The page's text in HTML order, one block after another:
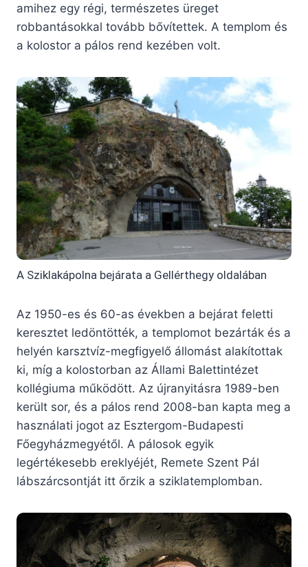
amihez egy régi, természetes üreget
robbantásokkal tovább bővítettek. A templom és
a kolostor a pálos rend kezében volt.
A Sziklakápolna bejárata a Gellérthegy oldalában
Az 1950-es és 60-as években a bejárat feletti
keresztet ledöntötték, a templomot bezárták és a
helyén karsztvíz-megfigyelő állomást alakítottak
ki, míg a kolostorban az Állami Balettintézet
kollégiuma működött. Az újranyitásra 1989-ben
került sor, és a pálos rend 2008-ban kapta meg a
használati jogot az Esztergom-Budapesti
Főegyházmegyétől. A pálosok egyik
legértékesebb ereklyéjét, Remete Szent Pál
lábszárcsontját itt őrzik a sziklatemplomban.